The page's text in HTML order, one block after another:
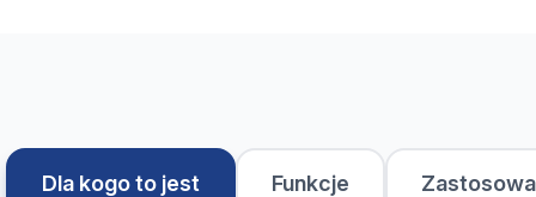
Dla kogo to jest Funkcje